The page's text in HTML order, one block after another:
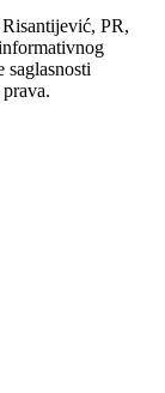
PR,
saglasnosti